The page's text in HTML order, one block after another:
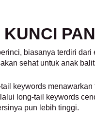
biasanya terdiri
sehat untuk anak
keywords
long-tail keywords
pun lebih tinggi.